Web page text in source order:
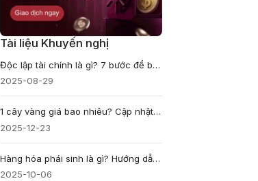
Tài liệu Khuyến nghị
Độc lập tài chính là gì? 7 bước để bạn nghỉ hưu sớm
2025-08-29
1 cây vàng giá bao nhiêu? Cập nhật giá vàng hôm nay mới nhất
2025-12-23
Hàng hóa phái sinh là gì? Hướng dẫn đầu tư chi tiết
2025-10-06